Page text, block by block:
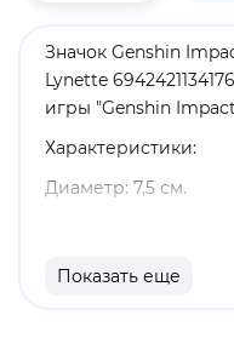
Значок Genshin
Lynette
игры "Genshin
Характеристики:
Диаметр: 7,5 см.
Оригинальный и
Показать еще